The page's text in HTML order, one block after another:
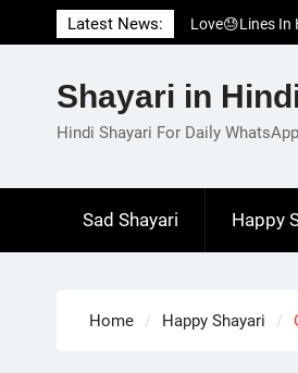
to
Latest News:
Love😓Lines In
Romantic
1 Line☝️Shayari
हिंदी
Shayari in
Hindi Shayari For Daily
Sad Shayari Happy
Home Happy Shayari